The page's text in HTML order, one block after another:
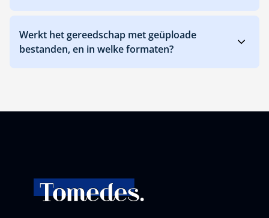
Werkt het gereedschap met geüploade
bestanden, en in welke formaten?